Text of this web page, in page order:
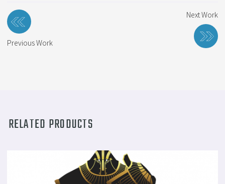
投
稿
ナ
ビ
Previous Work
Next Work
RELATED PRODUCTS